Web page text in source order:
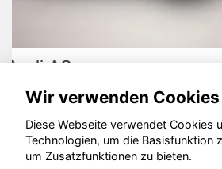
MG ZS
© konjunkturmotor.de GmbH
Wir verwenden Cookies
Diese Webseite verwendet Cookies
Technologien, um die Basisfunktion
um Zusatzfunktionen zu bieten.